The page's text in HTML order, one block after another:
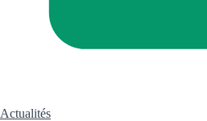
Actualités